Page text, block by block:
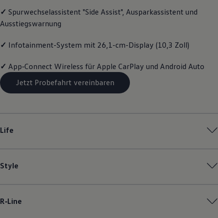
Magazin
Lifestyle
Transport
Elektromobilität
Volkswagen R
Volkswagen Kundenbetreuung
✓ Spurwechselassistent "Side Assist", Ausparkassistent und
Ausstiegswarnung
✓ Infotainment-System mit 26,1-cm-Display (10,3 Zoll)
✓ App‑Connect Wireless für Apple CarPlay und Android Auto
Jetzt Probefahrt vereinbaren
Life
Style
R‑Line